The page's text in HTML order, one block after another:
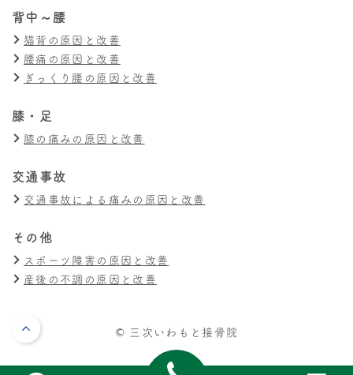
背中～腰
猫背の原因と改善
腰痛の原因と改善
ぎっくり腰の原因と改善
膝・足
膝の痛みの原因と改善
交通事故
交通事故による痛みの原因と改善
その他
スポーツ障害の原因と改善
産後の不調の原因と改善
© 三次いわもと接骨院